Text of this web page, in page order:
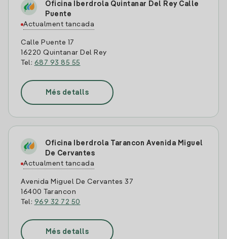
Oficina Iberdrola Quintanar Del Rey Calle
Puente
Actualment tancada
Calle Puente 17
16220 Quintanar Del Rey
Tel: 687 93 85 55
Més detalls
Oficina Iberdrola Tarancon Avenida Miguel
De Cervantes
Actualment tancada
Avenida Miguel De Cervantes 37
16400 Tarancon
Tel: 969 32 72 50
Més detalls